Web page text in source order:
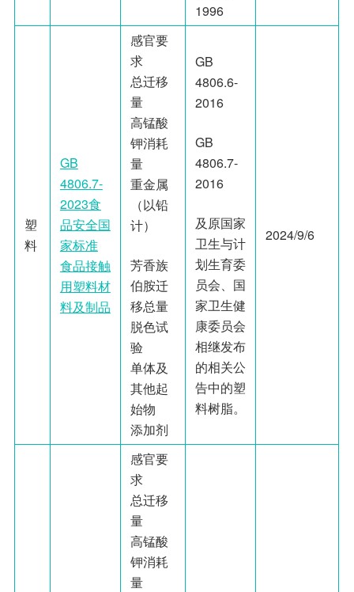
1996
塑
料
GB
4806.7-
2023食
品安全国
家标准
食品接触
用塑料材
料及制品
感官要
求
总迁移
量
高锰酸
钾消耗
量
重金属
（以铅
计）
芳香族
伯胺迁
移总量
脱色试
验
单体及
其他起
始物
添加剂
GB
4806.6-
2016
GB
4806.7-
2016
及原国家
卫生与计
划生育委
员会、国
家卫生健
康委员会
相继发布
的相关公
告中的塑
料树脂。
2024/9/6
感官要
求
总迁移
量
高锰酸
钾消耗
量